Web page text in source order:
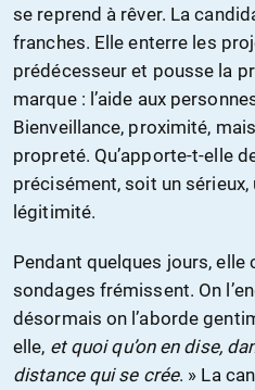
se reprend à rêver. La
franches. Elle enterre les
prédécesseur et pousse la
marque : l’aide aux
Bienveillance, proximité,
propreté. Qu’apporte-t-elle
précisément, soit un
légitimité.
Pendant quelques jours, elle
sondages frémissent. On
désormais on l’aborde
elle, et quoi qu’on en dise,
distance qui se crée. » La